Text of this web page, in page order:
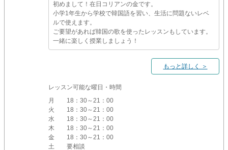
初めまして！在日コリアンの金です。
小学1年生から学校で韓国語を習い、生活に問題ないレベ
ルで使えます。
ご要望があれば韓国の歌を使ったレッスンもしています。
一緒に楽しく授業しましょう！
もっと詳しく ＞
レッスン可能な曜日・時間
月
18：30～21：00
火
18：30～21：00
水
18：30～21：00
木
18：30～21：00
金
18：30～21：00
土
要相談